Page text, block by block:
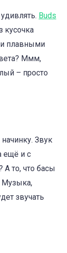
Buds
кусочка
плавными
Ммм,
– просто
Звук
ещё и с
А то, что басы
Музыка,
звучать